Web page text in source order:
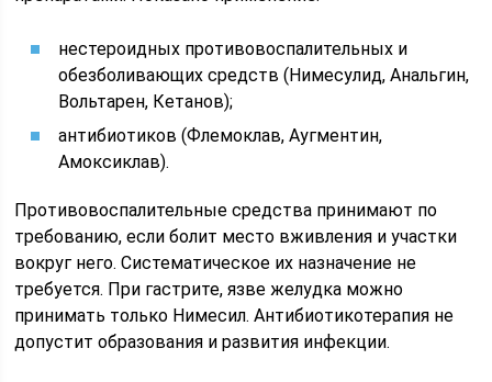
нестероидных противовоспалительных и
обезболивающих средств (Нимесулид, Анальгин,
Вольтарен, Кетанов);
антибиотиков (Флемоклав, Аугментин,
Амоксиклав).
Противовоспалительные средства принимают по
требованию, если болит место вживления и участки
вокруг него. Систематическое их назначение не
требуется. При гастрите, язве желудка можно
принимать только Нимесил. Антибиотикотерапия не
допустит образования и развития инфекции.